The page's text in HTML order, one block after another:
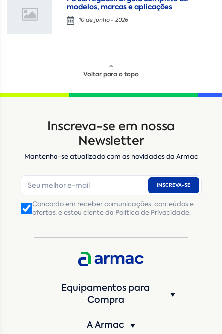
modelos, marcas e aplicações
10 de junho - 2026
Voltar para o topo
Inscreva-se em nossa
Newsletter
Mantenha-se atualizado com as novidades da Armac
INSCREVA-SE
Concordo em receber comunicações, conteúdos e
ofertas, e estou ciente da Política de Privacidade.
Equipamentos para
Compra
A Armac
Locação Compra de seminovos
E-mail*
Número de telefone
CNPJ Inscrição Estadual(Produtor Rural)
CNPJ da empresa/ CPF - Produtor rural*
Máquina de interesse*